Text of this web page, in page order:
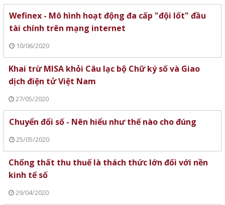
Wefinex - Mô hình hoạt động đa cấp "đội lốt" đầu
tài chính trên mạng internet
10/06/2020
Khai trừ MISA khỏi Câu lạc bộ Chữ ký số và Giao
dịch điện tử Việt Nam
27/05/2020
Chuyển đổi số - Nên hiểu như thế nào cho đúng
25/05/2020
Chống thất thu thuế là thách thức lớn đối với nền
kinh tế số
29/04/2020